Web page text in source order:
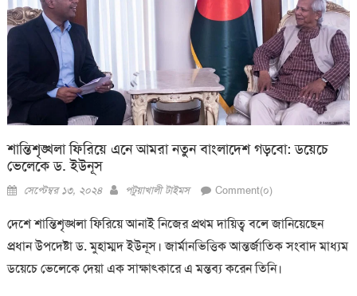
শান্তিশৃঙ্খলা ফিরিয়ে এনে আমরা নতুন বাংলাদেশ গড়বো: ডয়েচে
ভেলেকে ড. ইউনূস
Posted
সেপ্টেম্বর ১৩, ২০২৪ Author
পটুয়াখালী টাইমস Comment(০)
দেশে শান্তিশৃঙ্খলা ফিরিয়ে আনাই নিজের প্রথম দায়িত্ব বলে জানিয়েছেন
প্রধান উপদেষ্টা ড. মুহাম্মদ ইউনূস। জার্মানভিত্তিক আন্তর্জাতিক সংবাদ মাধ্যম
ডয়েচে ভেলেকে দেয়া এক সাক্ষাৎকারে এ মন্তব্য করেন তিনি।